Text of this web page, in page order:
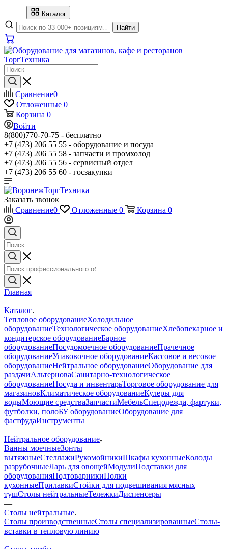
Каталог
Найти
Сравнение0
Отложенные 0
Корзина 0
Войти
8(800)770-70-75 - бесплатно
+7 (473) 206 55 55 - оборудование и посуда
+7 (473) 206 55 58 - запчасти и промхолод
+7 (473) 206 55 56 - сервисный отдел
+7 (473) 206 55 60 - госзакупки
Заказать звонок
Сравнение0 Отложенные 0 Корзина 0
Главная
—
Каталог
Тепловое оборудованиеХолодильное
оборудованиеТехнологическое оборудованиеХлебопекарное и
кондитерское оборудованиеБарное
оборудованиеПосудомоечное оборудованиеПрачечное
оборудованиеУпаковочное оборудованиеКассовое и весовое
оборудованиеНейтральное оборудованиеОборудование для
раздачиАльтерноваСанитарно-технологическое
оборудованиеПосуда и инвентарьТорговое оборудование для
магазиновКлиматическое оборудованиеКулеры для
водыМоющие средстваЗапчастиМебельСпецодежда, фартуки,
футболки, полоБУ оборудованиеОборудование для
фастфудаИнструменты
—
Нейтральное оборудование
Ванны моечныеЗонты
вытяжныеСтеллажиРукомойникиШкафы кухонныеКолоды
разрубочныеЛарь для овощейМодулиПодставки для
оборудованияПодтоварникиПолки
кухонныеПрилавкиСтойки для подвешивания мясных
тушСтолы нейтральныеТележкиДиспенсеры
—
Столы нейтральные
Столы производственныеСтолы специализированныеСтолы-
вставки в тепловую линию
—